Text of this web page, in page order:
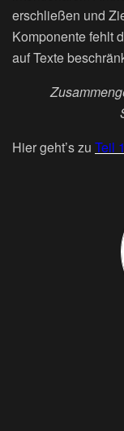
erschließen und
Komponente fehlt
auf Texte
Hier geht’s zu Teil 1